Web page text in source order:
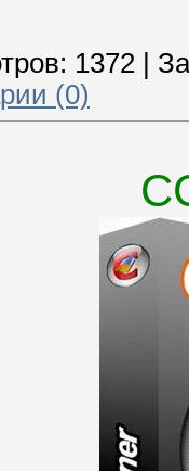
1372
(0)